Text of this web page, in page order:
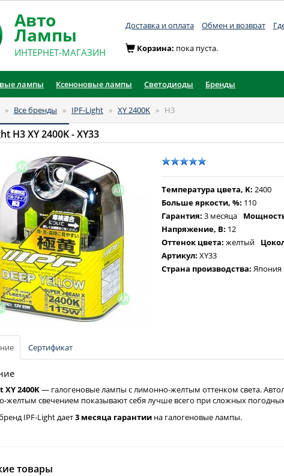
Авто
Лампы
ИНТЕРНЕТ-МАГАЗИН
Доставка и оплата Обмен и возврат
Корзина: пока пуста.
лампы Ксеноновые лампы Светодиоды Бренды
» Все бренды » IPF-Light » XY 2400K » H3
H3 XY 2400K- XY33
Температура цвета, K: 2400
Больше яркости, %: 110
Гарантия: 3 месяца
Напряжение, В: 12
Оттенок цвета: желтый
Артикул:XY33
Страна производства:Япония
Сертификат
XY 2400K— галогеновые лампы с лимонно-желтым оттенком света.
желтым свечением показывают себя лучше всего при сложных погодных
IPF-Light дает3 месяца гарантии на галогеновые лампы.
товары